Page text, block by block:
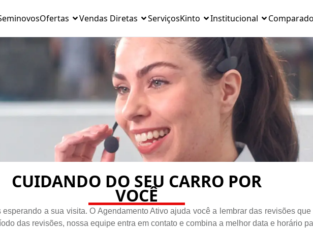
Ofertas Vendas Diretas ServiçosKinto Institucional
CUIDANDO DO SEU CARRO POR
VOCÊ
a sua visita. O Agendamento Ativo ajuda você a lembrar das revisões
das revisões, nossa equipe entra em contato e combina a melhor data e horário